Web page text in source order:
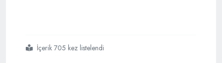
#almanya
#çifte vatandaşlık
İçerik 705 kez listelendi